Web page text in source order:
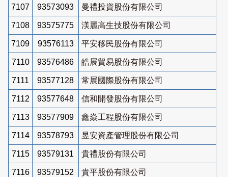
7107 93573093 曼禮投資股份有限公司
7108 93575775 渼麗高生技股份有限公司
7109 93576113 平安移民股份有限公司
7110 93576486 皓展貿易股份有限公司
7111 93577128 常展國際股份有限公司
7112 93577648 信和開發股份有限公司
7113 93577909 鑫焱工程股份有限公司
7114 93578793 昱安資產管理股份有限公司
7115 93579131 貴禮股份有限公司
7116 93579152 貴平股份有限公司